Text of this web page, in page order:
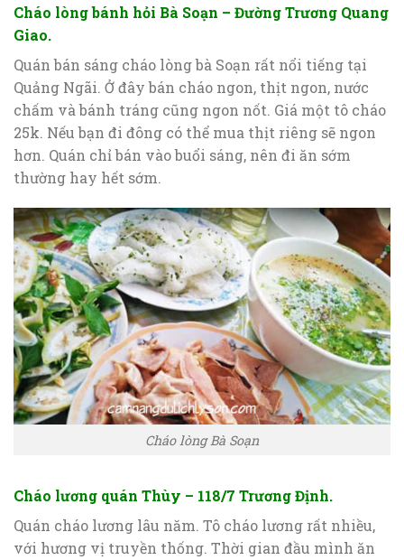
Cháo lòng bánh hỏi Bà Soạn – Đường Trương Quang
Giao.
Quán bán sáng cháo lòng bà Soạn rất nổi tiếng tại
Quảng Ngãi. Ở đây bán cháo ngon, thịt ngon, nước
chấm và bánh tráng cũng ngon nốt. Giá một tô cháo
25k. Nếu bạn đi đông có thể mua thịt riêng sẽ ngon
hơn. Quán chỉ bán vào buổi sáng, nên đi ăn sớm
thường hay hết sớm.
Cháo lòng Bà Soạn
Cháo lương quán Thùy – 118/7 Trương Định.
Quán cháo lương lâu năm. Tô cháo lương rất nhiều,
với hương vị truyền thống. Thời gian đầu mình ăn